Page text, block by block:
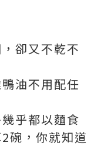
卻又不乾不
油不用配任
乎都以麵食
碗，你就知道